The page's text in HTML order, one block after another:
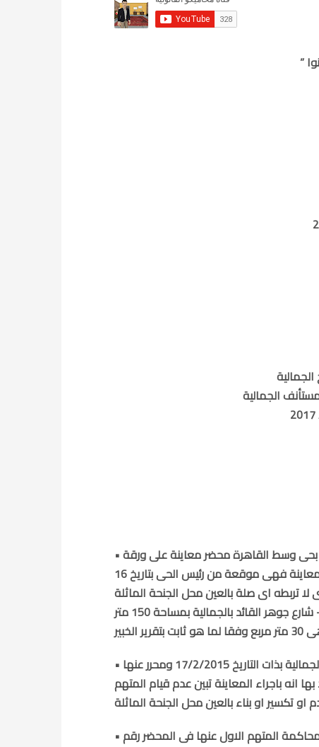
• بتاريخ 17 / 2/ 2015 حرر المهندس/ سيد عبد الخالق المهندس بحى وسط القاهرة محضر معاينة على ورقة
موقعة من رئيس الحى بتاريخ سابق على تاريخ تحرير محضر المعاينة فهى موقعة من رئيس الحى بتاريخ 16
لا تربطه اى صلة بالعين محل الجنحة الماثلة
بعمل تشطيبات داخلية وخارجية بالمحل بالدور الارضى بالعقار رقم —- شارع جوهر القائد بالجمالية بمساحة 150 متر
• وذلك على الرغم من وجود معاينة مجراة بمعرفة منطقة اثارالجمالية بذات التاريخ 17/2/2015 ومحرر عنها
احوال ملحق المحضر رقم 1055 لسنة 2015 ووارد بها انه باجراء المعاينة تبين عدم قيام المتهم
• وعلى الرغم من أن الواقعة المزعومة محل الجنحة الماثلة سبق محاكمة المتهم الاول عنها فى المحضر رقم